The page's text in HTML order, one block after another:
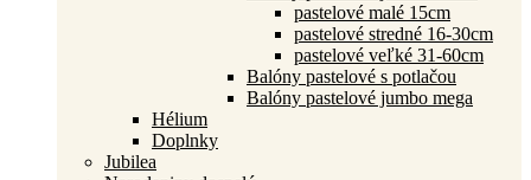
pastelové malé 15cm
pastelové stredné 16-30cm
pastelové veľké 31-60cm
Balóny pastelové s potlačou
Balóny pastelové jumbo mega
Hélium
Doplnky
Jubilea